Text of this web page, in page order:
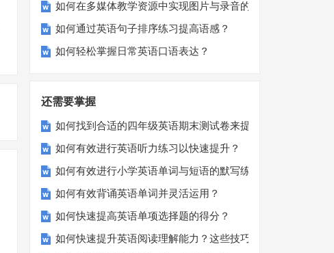
如何在多媒体教学资源中实现图片与录音的完美匹配？
如何通过英语句子排序练习提高语感？
如何轻松掌握日常英语口语表达？
还需要掌握
如何找到合适的四年级英语期末测试卷来提高孩子的成绩？
如何有效进行英语听力练习以快速提升？
如何有效进行小学英语单词与短语的默写练习？家长和老师
如何有效背诵英语单词并灵活运用？
如何快速提高英语单项选择题的得分？
如何快速提升英语阅读理解能力？这些技巧你必须知道！